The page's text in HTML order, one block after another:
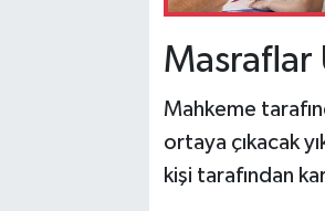
Masraflar
Mahkeme
ortaya çıkacak
kişi tarafından